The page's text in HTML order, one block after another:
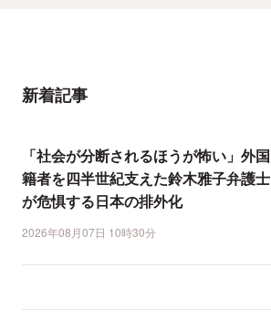
新着記事
「社会が分断されるほうが怖い」外国
籍者を四半世紀支えた鈴木雅子弁護士
が危惧する日本の排外化
2026年08月07日 10時30分